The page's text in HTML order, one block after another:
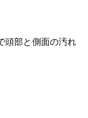
頭部と側面の汚れ